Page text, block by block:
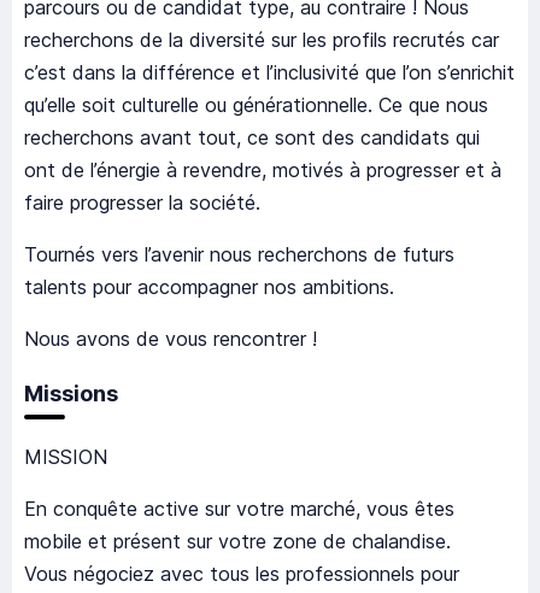
parcours ou de candidat type, au contraire ! Nous
recherchons de la diversité sur les profils recrutés car
c’est dans la différence et l’inclusivité que l’on s’enrichit
qu’elle soit culturelle ou générationnelle. Ce que nous
recherchons avant tout, ce sont des candidats qui
ont de l’énergie à revendre, motivés à progresser et à
faire progresser la société.
Tournés vers l’avenir nous recherchons de futurs
talents pour accompagner nos ambitions.
Nous avons de vous rencontrer !
Missions
MISSION
En conquête active sur votre marché, vous êtes
mobile et présent sur votre zone de chalandise.
Vous négociez avec tous les professionnels pour